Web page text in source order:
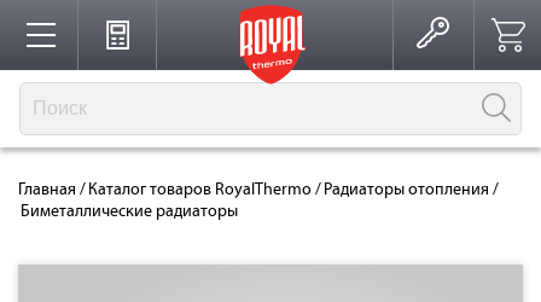
Каталог
Производство
Биметаллические
радиаторы
Главная / Каталог товаров RoyalThermo / Радиаторы отопления /
Биметаллические радиаторы